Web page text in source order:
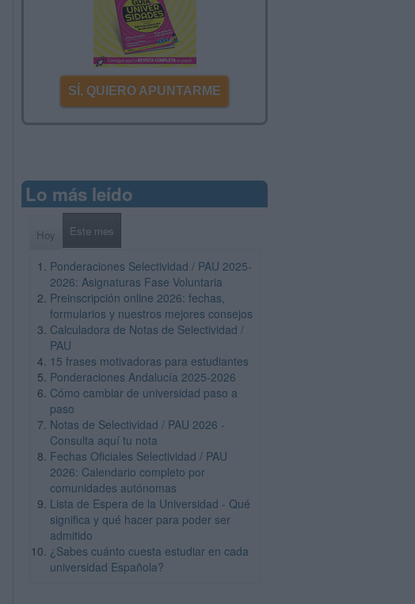
SÍ, QUIERO APUNTARME
Lo más leído
Hoy Este mes
Ponderaciones Selectividad / PAU 2025-
2026: Asignaturas Fase Voluntaria
Preinscripción online 2026: fechas,
formularios y nuestros mejores consejos
Calculadora de Notas de Selectividad /
PAU
15 frases motivadoras para estudiantes
Ponderaciones Andalucía 2025-2026
Cómo cambiar de universidad paso a
paso
Notas de Selectividad / PAU 2026 -
Consulta aquí tu nota
Fechas Oficiales Selectividad / PAU
2026: Calendario completo por
comunidades autónomas
Lista de Espera de la Universidad - Qué
significa y qué hacer para poder ser
admitido
¿Sabes cuánto cuesta estudiar en cada
universidad Española?